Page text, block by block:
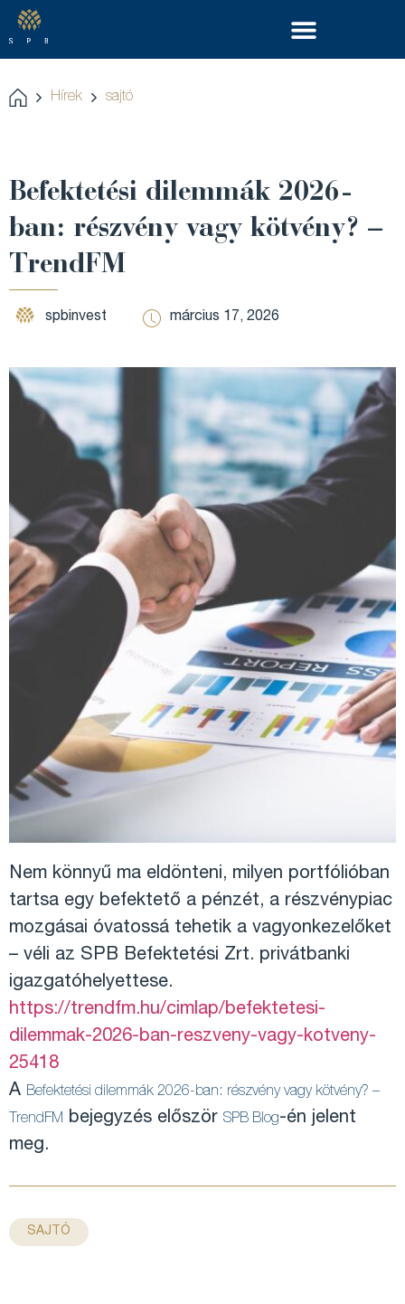
Hírek sajtó
Befektetési dilemmák 2026-
ban: részvény vagy kötvény? –
TrendFM
spbinvest március 17, 2026
Nem könnyű ma eldönteni, milyen portfólióban
tartsa egy befektető a pénzét, a részvénypiac
mozgásai óvatossá tehetik a vagyonkezelőket
– véli az SPB Befektetési Zrt. privátbanki
igazgatóhelyettese.
https://trendfm.hu/cimlap/befektetesi-
dilemmak-2026-ban-reszveny-vagy-kotveny-
25418
A Befektetési dilemmák 2026-ban: részvény vagy kötvény? –
TrendFM bejegyzés először SPB Blog-én jelent
meg.
SAJTÓ